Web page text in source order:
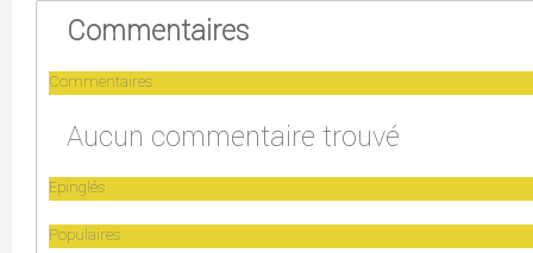
Commentaires
Commentaires
Aucun commentaire trouvé
Epinglés
Populaires